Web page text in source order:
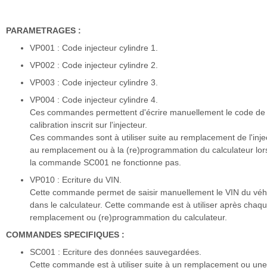
PARAMETRAGES :
VP001 : Code injecteur cylindre 1.
VP002 : Code injecteur cylindre 2.
VP003 : Code injecteur cylindre 3.
VP004 : Code injecteur cylindre 4.
Ces commandes permettent d'écrire manuellement le code de
calibration inscrit sur l'injecteur.
Ces commandes sont à utiliser suite au remplacement de
au remplacement ou à la (re)programmation du calculateur
la commande SC001 ne fonctionne pas.
VP010 : Ecriture du VIN.
Cette commande permet de saisir manuellement le VIN du
dans le calculateur. Cette commande est à utiliser après
remplacement ou (re)programmation du calculateur.
COMMANDES SPECIFIQUES :
SC001 : Ecriture des données sauvegardées.
Cette commande est à utiliser suite à un remplacement ou une